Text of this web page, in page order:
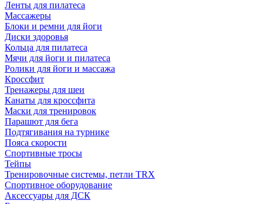
Ленты для пилатеса
Массажеры
Блоки и ремни для йоги
Диски здоровья
Кольца для пилатеса
Мячи для йоги и пилатеса
Ролики для йоги и массажа
Кроссфит
Тренажеры для шеи
Канаты для кроссфита
Маски для тренировок
Парашют для бега
Подтягивания на турнике
Пояса скорости
Спортивные тросы
Тейпы
Тренировочные системы, петли TRX
Спортивное оборудование
Аксессуары для ДСК